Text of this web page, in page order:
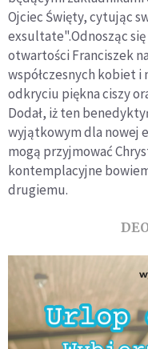
Ojciec Święty, cytując
exsultate".Odnosząc
otwartości Franciszek
współczesnych kobiet
odkryciu piękna ciszy
Dodał, iż ten
wyjątkowym dla nowej
mogą przyjmować
kontemplacyjne
drugiemu.